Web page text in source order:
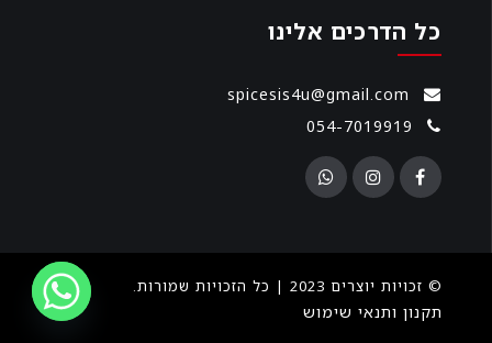
כל הדרכים אלינו
spicesis4u@gmail.com
054-7019919
© זכויות יוצרים 2023 | כל הזכויות שמורות.
תקנון ותנאי שימוש